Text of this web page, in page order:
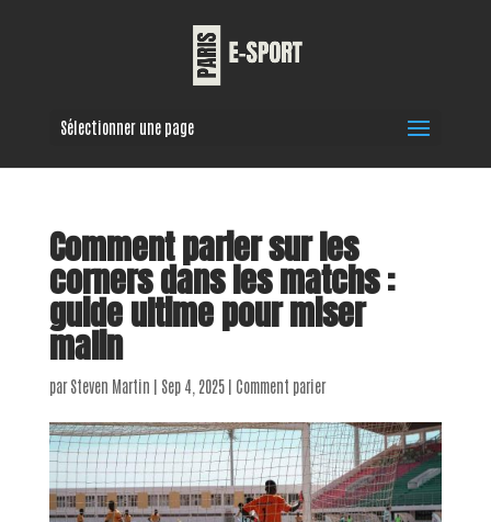
Sélectionner une page
Comment parier sur les
corners dans les matchs :
guide ultime pour miser
malin
parSteven Martin | Sep 4, 2025| Comment parier